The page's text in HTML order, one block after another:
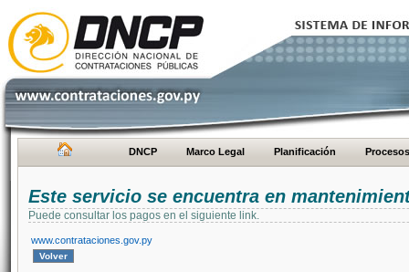
DNCP Marco Legal Planificación Procesos
Este servicio se encuentra en
Puede consultar los pagos en el siguiente link.
www.contrataciones.gov.py